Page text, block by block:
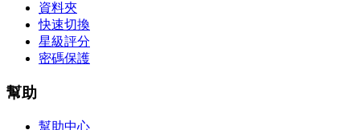
資料夾
快速切換
星級評分
密碼保護
幫助
幫助中心